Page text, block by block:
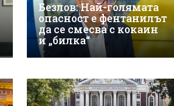
Безлов: Най-голямата
опасност е фентанилът
да се смесва с кокаин
и „билка“